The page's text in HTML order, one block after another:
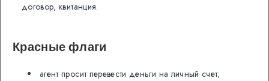
договор, квитанция.
Красные флаги
агент просит перевести деньги на личный счет;